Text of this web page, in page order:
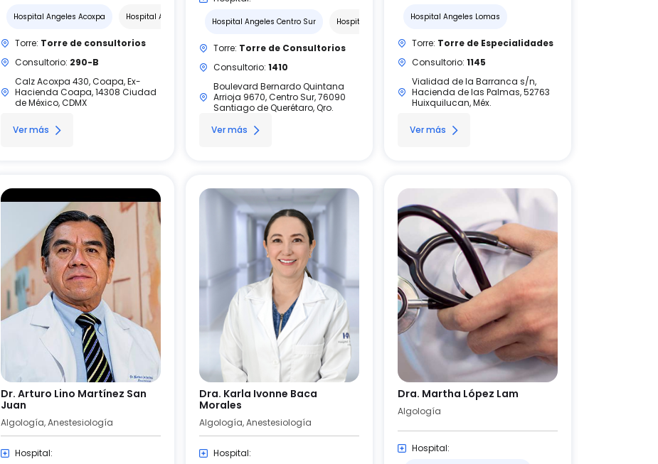
Hospital Angeles Acoxpa Hospital Angeles Pedregal
Torre: Torre de consultorios
Consultorio: 290-B
Calz Acoxpa 430, Coapa, Ex-
Hacienda Coapa, 14308 Ciudad
de México, CDMX
Ver más
Hospital Angeles Centro Sur Hospital Angeles Querétaro
Torre: Torre de Consultorios
Consultorio: 1410
Boulevard Bernardo Quintana
Arrioja 9670, Centro Sur, 76090
Santiago de Querétaro, Qro.
Ver más
Hospital Angeles Lomas
Torre: Torre de Especialidades
Consultorio: 1145
Vialidad de la Barranca s/n,
Hacienda de las Palmas, 52763
Huixquilucan, Méx.
Ver más
Dr. Arturo Lino Martínez San
Juan
Algología, Anestesiología
Hospital:
Dra. Karla Ivonne Baca
Morales
Algología, Anestesiología
Hospital:
Dra. Martha López Lam
Algología
Hospital: